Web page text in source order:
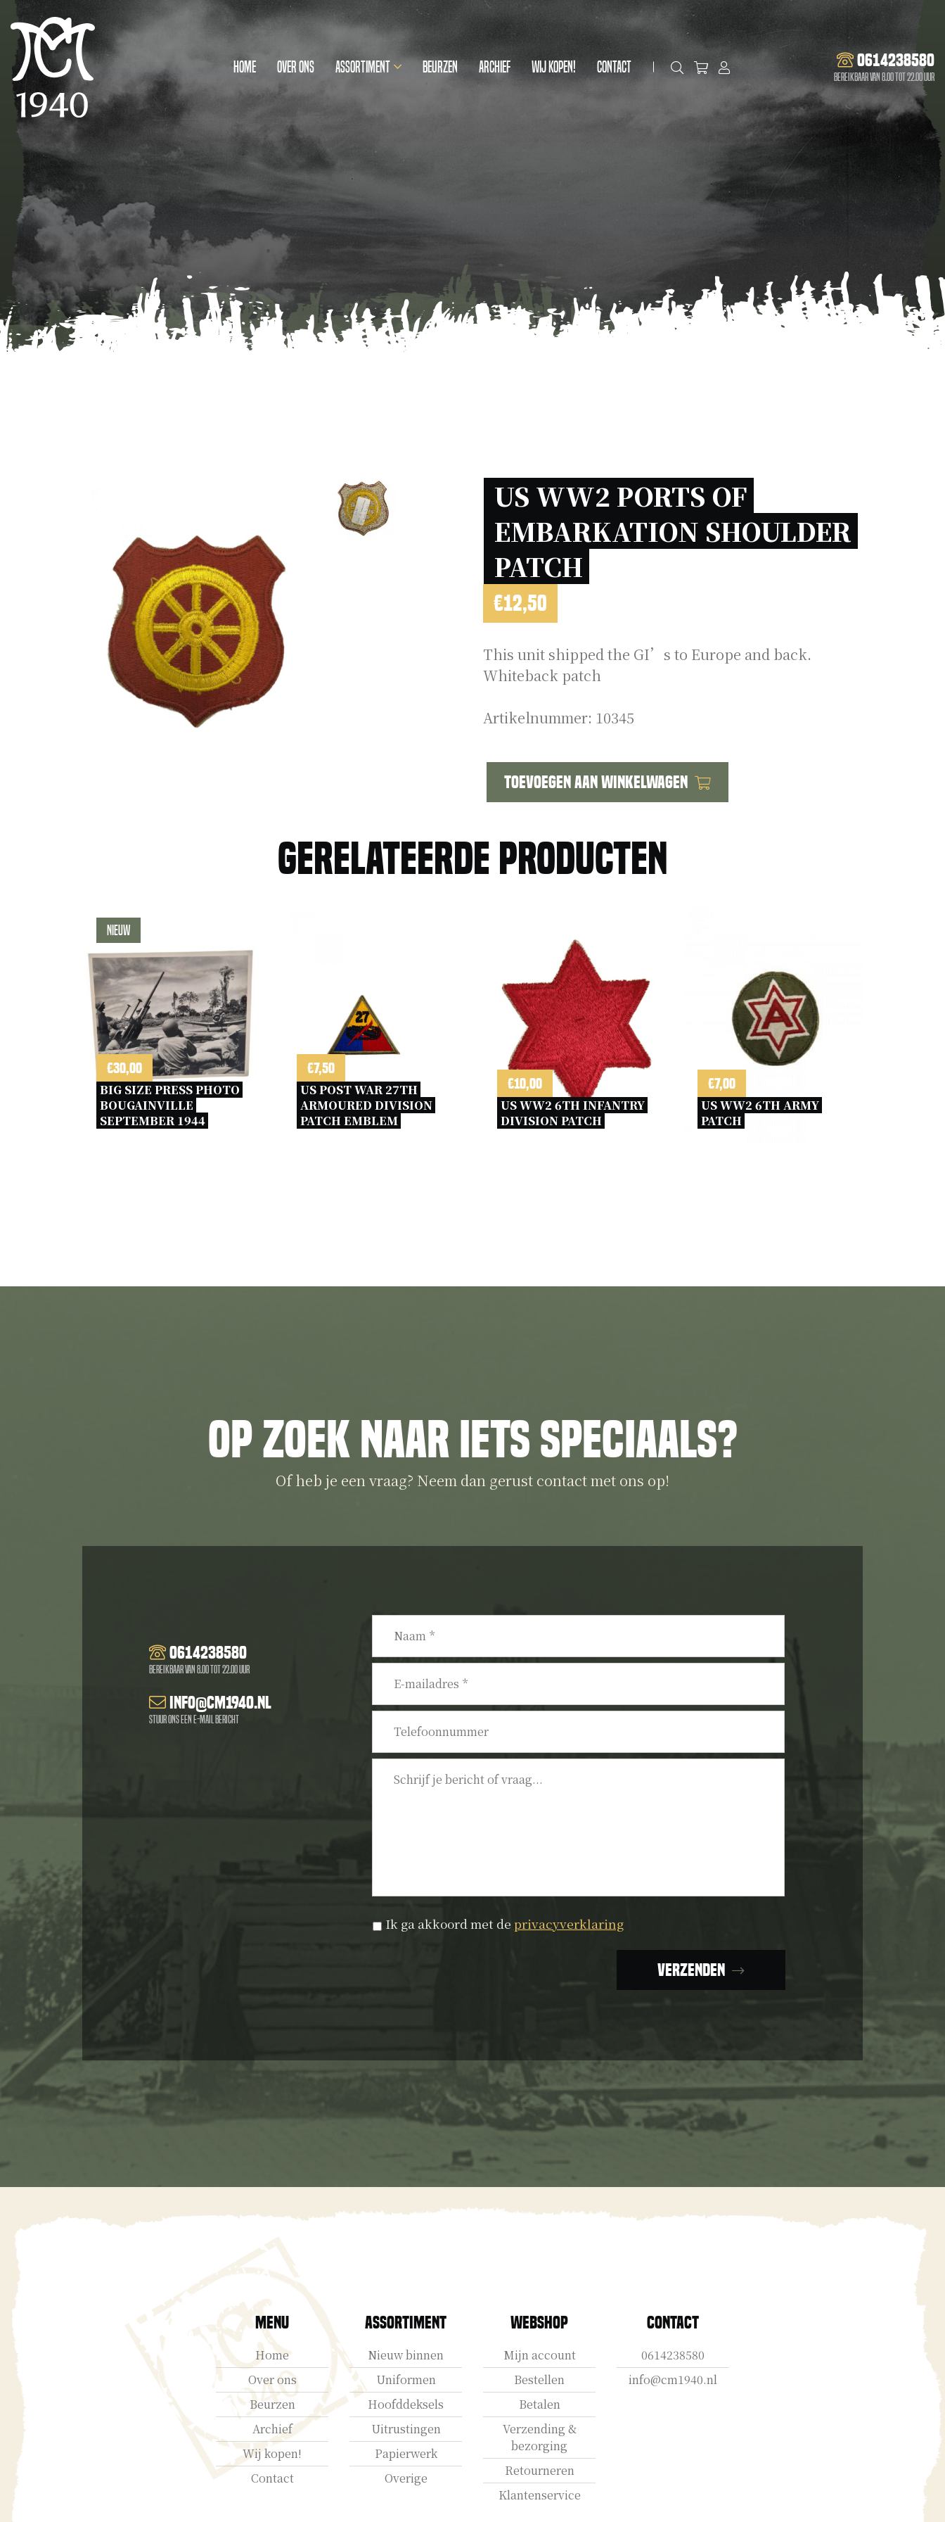
0614238580
Bereikbaar van 8.00 tot 22.00 uur
Home Over ons Assortiment Beurzen Archief Wij kopen! Contact
US WW2 PORTS OF
EMBARKATION SHOULDER
PATCH
€12,50
This unit shipped the GI’s to Europe and back.
Whiteback patch
Artikelnummer: 10345
US
Ports
of
Toevoegen aan winkelwagen
Gerelateerde producten
Nieuw
€30,00
BIG SIZE PRESS PHOTO
BOUGAINVILLE
SEPTEMBER 1944
€7,50
US POST WAR 27TH
ARMOURED DIVISION
PATCH EMBLEM
€10,00
US WW2 6TH INFANTRY
DIVISION PATCH
€7,00
US WW2 6TH ARMY
PATCH
Op zoek naar iets speciaals?
Of heb je een vraag? Neem dan gerust contact met ons op!
0614238580
Bereikbaar van 8.00 tot 22.00 uur
info@cm1940.nl
Stuur ons een e-mail bericht
mailadres *
Privacyverklaring *
Ik ga akkoord met de privacyverklaring
Verzenden
Menu
Home
Over ons
Beurzen
Archief
Wij kopen!
Contact
Assortiment
Nieuw binnen
Uniformen
Hoofddeksels
Uitrustingen
Papierwerk
Overige
Webshop
Mijn account
Bestellen
Betalen
Verzending &
bezorging
Retourneren
Klantenservice
Contact
0614238580
info@cm1940.nl